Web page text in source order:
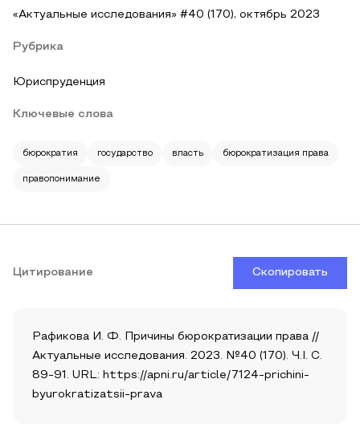
«Актуальные исследования» #40 (170), октябрь 2023
Рубрика
Юриспруденция
Ключевые слова
бюрократия государство власть бюрократизация права
правопонимание
Цитирование Скопировать
Рафикова И. Ф. Причины бюрократизации права //
Актуальные исследования. 2023. №40 (170). Ч.I. С.
89-91. URL: https://apni.ru/article/7124-prichini-
byurokratizatsii-prava